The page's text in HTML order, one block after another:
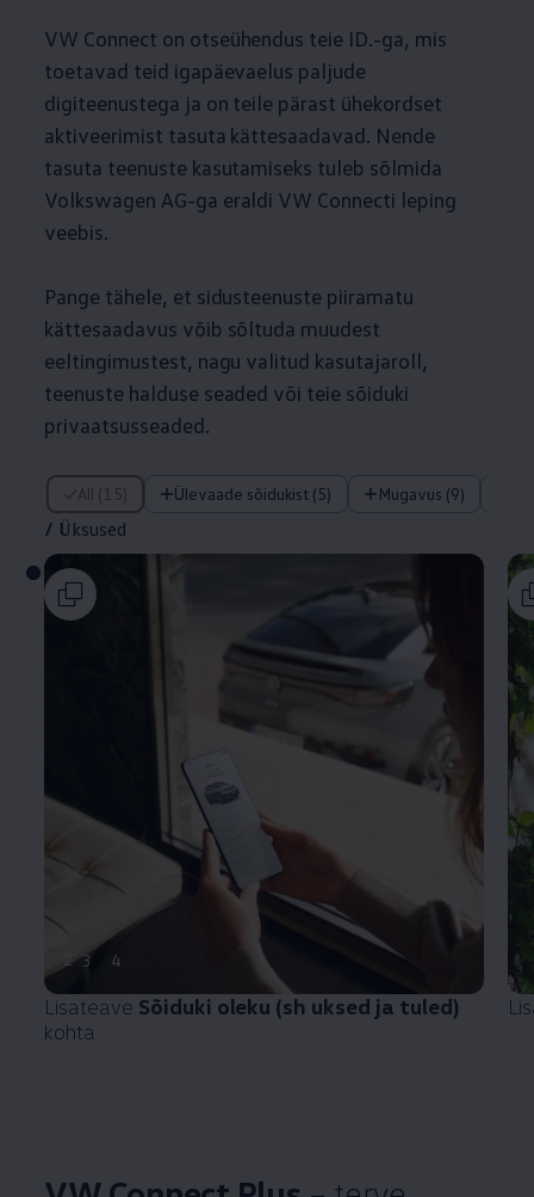
VW Connect on otseühendus teie ID.-ga, mis
toetavad teid igapäevaelus paljude
digiteenustega ja on teile pärast ühekordset
aktiveerimist tasuta kättesaadavad. Nende
tasuta teenuste kasutamiseks tuleb sõlmida
Volkswagen AG-ga eraldi VW Connecti leping
veebis.
Pange tähele, et sidusteenuste piiramatu
kättesaadavus võib sõltuda muudest
eeltingimustest, nagu valitud kasutajaroll,
teenuste halduse seaded või teie sõiduki
privaatsusseaded.
All (15) Ülevaade sõidukist (5) Mugavus (9)
/ Üksused
/ Üksused
2 3 4
Lisateave Sõiduki oleku (sh uksed ja tuled)
kohta